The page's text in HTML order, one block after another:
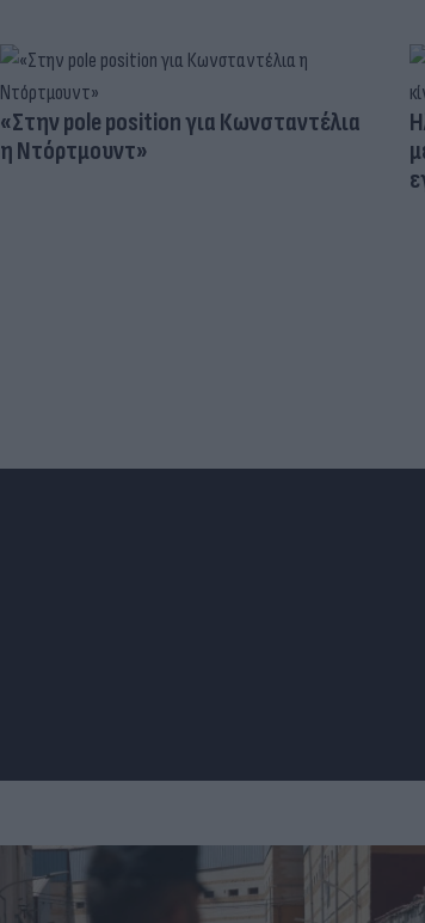
«Στην pole position για Κωνσταντέλια
η Ντόρτμουντ»